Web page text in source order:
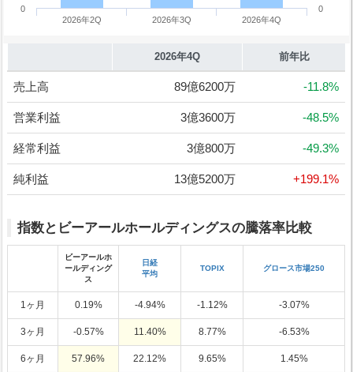
2026年2Q 2026年3Q 2026年4Q
0
0
2026年4Q 前年比
売上高 89億6200万 -11.8%
営業利益 3億3600万 -48.5%
経常利益 3億800万 -49.3%
純利益 13億5200万 +199.1%
指数とビーアールホールディングスの騰落率比較
ビーアールホ
ールディング
ス
日経
平均
TOPIX グロース市場250
1ヶ月 0.19% -4.94% -1.12% -3.07%
3ヶ月 -0.57% 11.40% 8.77% -6.53%
6ヶ月 57.96% 22.12% 9.65% 1.45%